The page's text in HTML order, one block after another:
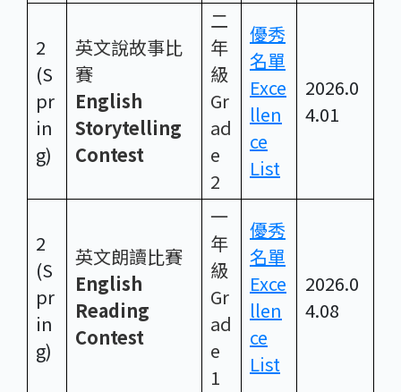
2
(S
pr
in
g)
英文說故事比
賽
English
Storytelling
Contest
二
年
級
Gr
ad
e
2
優秀
名單
Exce
llen
ce
List
2026.0
4.01
2
(S
pr
in
g)
英文朗讀比賽
English
Reading
Contest
一
年
級
Gr
ad
e
1
優秀
名單
Exce
llen
ce
List
2026.0
4.08